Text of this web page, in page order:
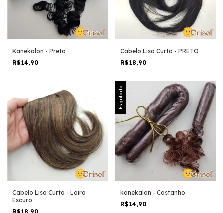
Kanekalon - Preto
R$14,90
Cabelo Liso Curto - PRETO
R$18,90
Cabelo Liso Curto - Loiro
Escuro
R$18,90
Esgotado
kanekalon - Castanho
R$14,90